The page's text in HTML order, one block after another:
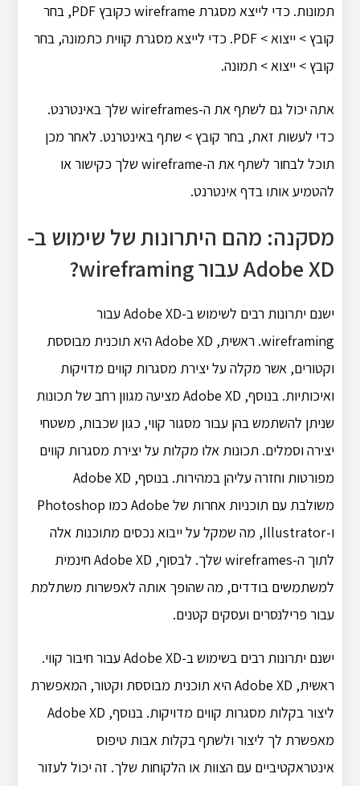
תמונות. כדי לייצא מסגרת wireframe כקובץ PDF, בחר
קובץ > ייצוא > PDF. כדי לייצא מסגרת קווית כתמונה, בחר
קובץ > ייצוא > תמונה.
אתה יכול גם לשתף את ה-wireframes שלך באינטרנט.
כדי לעשות זאת, בחר קובץ > שתף באינטרנט. לאחר מכן
תוכל לבחור לשתף את ה-wireframe שלך כקישור או
להטמיע אותו בדף אינטרנט.
מסקנה: מהם היתרונות של שימוש ב-
Adobe XD עבור wireframing?
ישנם יתרונות רבים לשימוש ב-Adobe XD עבור
wireframing. ראשית, Adobe XD היא תוכנית מבוססת
וקטורים, אשר מקלה על יצירת מסגרות קווים מדויקות
ואיכותיות. בנוסף, Adobe XD מציעה מגוון רחב של תכונות
שניתן להשתמש בהן עבור מסגור קווי, כגון שכבות, משטחי
יצירה וסמלים. תכונות אלו מקלות על יצירת מסגרות קווים
מפורטות וחזרה עליהן במהירות. בנוסף, Adobe XD
משולבת עם תוכניות אחרות של Adobe כמו Photoshop
ו-Illustrator, מה שמקל על ייבוא נכסים מתוכנות אלה
לתוך ה-wireframes שלך. לבסוף, Adobe XD חינמית
למשתמשים בודדים, מה שהופך אותה לאפשרות משתלמת
עבור פרילנסרים ועסקים קטנים.
ישנם יתרונות רבים בשימוש ב-Adobe XD עבור חיבור קווי.
ראשית, Adobe XD היא תוכנית מבוססת וקטור, המאפשרת
ליצור בקלות מסגרות קווים מדויקות. בנוסף, Adobe XD
מאפשרת לך ליצור ולשתף בקלות אבות טיפוס
אינטראקטיביים עם הצוות או הלקוחות שלך. זה יכול לעזור